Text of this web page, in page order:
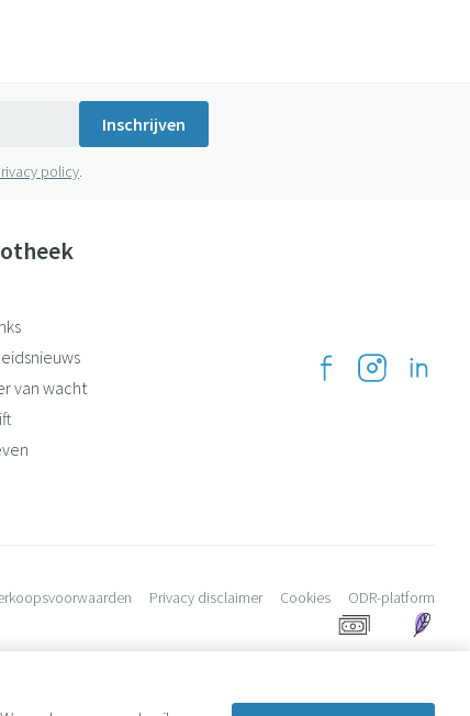
Inschrijven
policy.
van wacht
Privacy disclaimer Cookies ODR-platform